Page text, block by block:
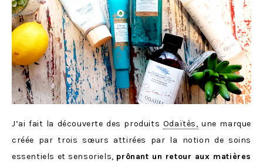
J’ai fait la découverte des produits Odaïtès, une marque
créée par trois sœurs attirées par la notion de soins
essentiels et sensoriels, prônant un retour aux matières